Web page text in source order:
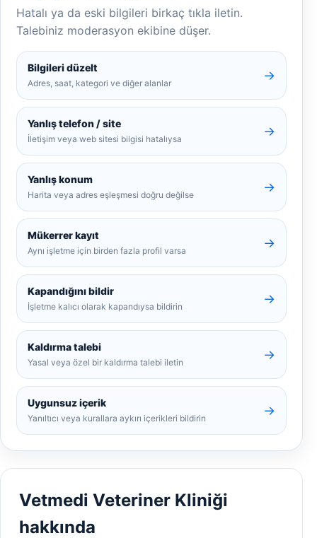
Hatalı ya da eski bilgileri birkaç tıkla iletin.
Talebiniz moderasyon ekibine düşer.
Bilgileri düzelt
Adres, saat, kategori ve diğer alanlar
→
Yanlış telefon / site
İletişim veya web sitesi bilgisi hatalıysa
→
Yanlış konum
Harita veya adres eşleşmesi doğru değilse
→
Mükerrer kayıt
Aynı işletme için birden fazla profil varsa
→
Kapandığını bildir
İşletme kalıcı olarak kapandıysa bildirin
→
Kaldırma talebi
Yasal veya özel bir kaldırma talebi iletin
→
Uygunsuz içerik
Yanıltıcı veya kurallara aykırı içerikleri bildirin
→
Vetmedi Veteriner Kliniği
hakkında